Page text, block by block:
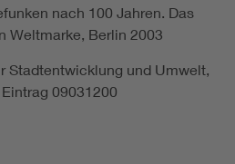
nach 100 Jahren. Das
Weltmarke, Berlin 2003
Stadtentwicklung und Umwelt,
09031200